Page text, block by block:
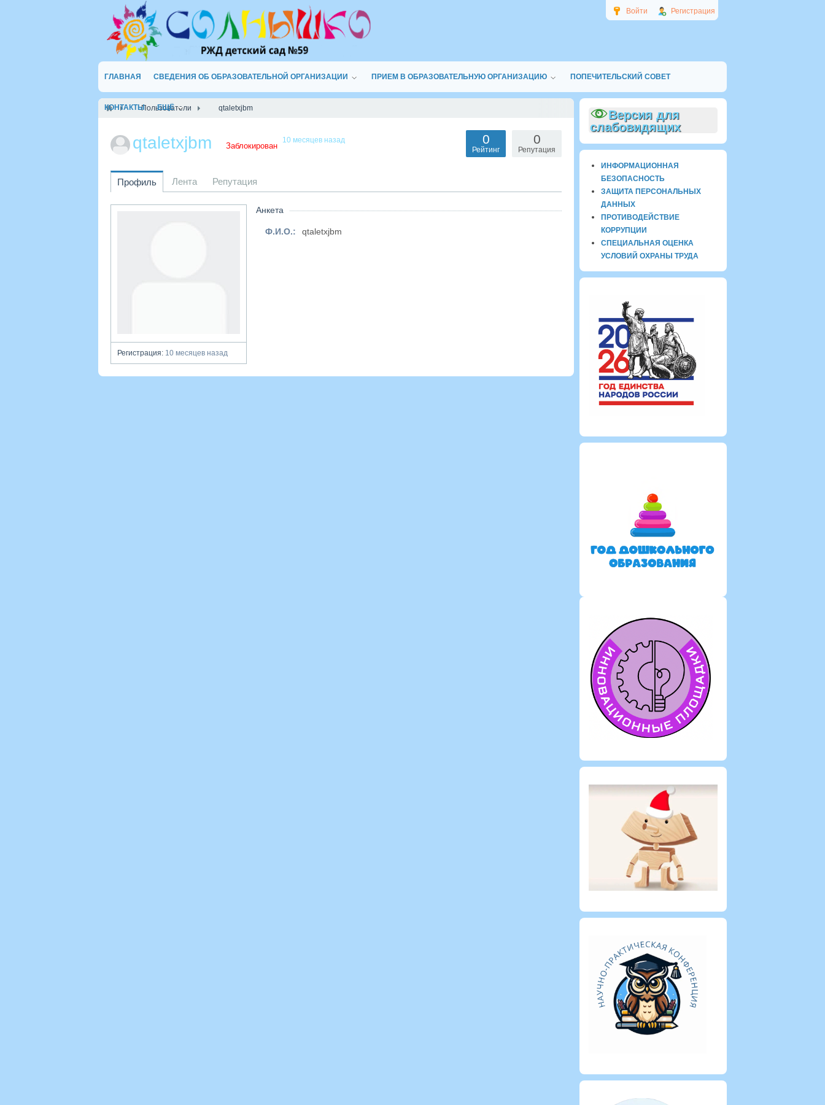
Войти Регистрация
ГЛАВНАЯ СВЕДЕНИЯ ОБ ОБРАЗОВАТЕЛЬНОЙ ОРГАНИЗАЦИИ ПРИЕМ В ОБРАЗОВАТЕЛЬНУЮ ОРГАНИЗАЦИЮ ПОПЕЧИТЕЛЬСКИЙ СОВЕТ
КОНТАКТЫ ЕЩЁ
Пользователи qtaletxjbm
qtaletxjbm Заблокирован
10 месяцев назад 0
Репутация
0
Рейтинг
Профиль Лента Репутация
Регистрация: 10 месяцев назад
Анкета
Ф.И.О.: qtaletxjbm
Версия для
слабовидящих
ИНФОРМАЦИОННАЯ
БЕЗОПАСНОСТЬ
ЗАЩИТА ПЕРСОНАЛЬНЫХ
ДАННЫХ
ПРОТИВОДЕЙСТВИЕ
КОРРУПЦИИ
СПЕЦИАЛЬНАЯ ОЦЕНКА
УСЛОВИЙ ОХРАНЫ ТРУДА